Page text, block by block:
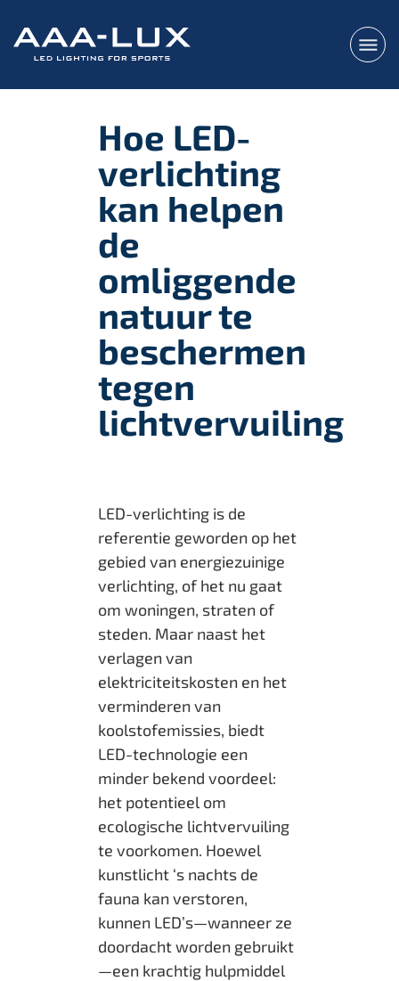
Hoe LED-
verlichting
kan helpen
de
omliggende
natuur te
beschermen
tegen
lichtvervuiling
LED-verlichting is de
referentie geworden op het
gebied van energiezuinige
verlichting, of het nu gaat
om woningen, straten of
steden. Maar naast het
verlagen van
elektriciteitskosten en het
verminderen van
koolstofemissies, biedt
LED-technologie een
minder bekend voordeel:
het potentieel om
ecologische lichtvervuiling
te voorkomen. Hoewel
kunstlicht ‘s nachts de
fauna kan verstoren,
kunnen LED’s—wanneer ze
doordacht worden gebruikt
—een krachtig hulpmiddel